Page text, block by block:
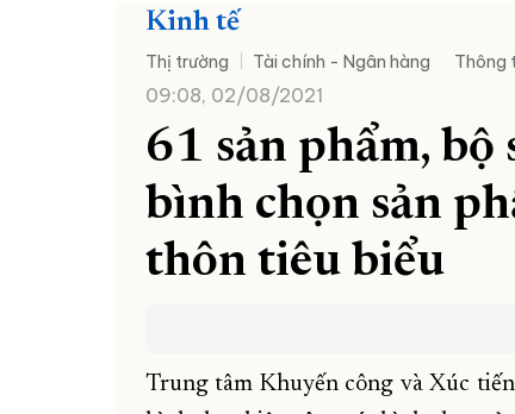
Kinh tế
Thị trường Tài chính - Ngân hàng Thông
09:08, 02/08/2021
61 sản phẩm, bộ
bình chọn sản
thôn tiêu biểu
Trung tâm Khuyến công và Xúc